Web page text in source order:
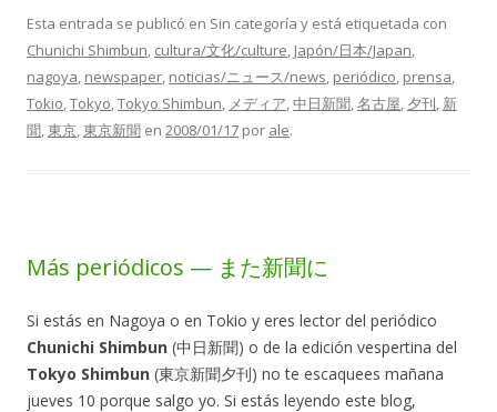
Esta entrada se publicó en Sin categoría y está etiquetada con
Chunichi Shimbun, cultura/文化/culture, Japón/日本/Japan,
nagoya, newspaper, noticias/ニュース/news, periódico, prensa,
Tokio,Tokyo,Tokyo Shimbun, メディア,中日新聞,名古屋, 夕刊, 新
聞,東京,東京新聞 en 2008/01/17 por ale.
Más periódicos — また新聞に
Si estás en Nagoya o en Tokio y eres lector del periódico
Chunichi Shimbun (中日新聞) o de la edición vespertina del
Tokyo Shimbun (東京新聞夕刊) no te escaquees mañana
jueves 10 porque salgo yo. Si estás leyendo este blog,